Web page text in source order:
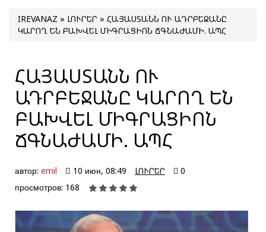
IREVANAZ » ԼՈՒՐԵՐ » ՀԱՅԱՍՏԱՆՆ ՈՒ ԱԴՐԲԵՋԱՆԸ
ԿԱՐՈՂ ԵՆ ԲԱԽՎԵԼ ՄԻԳՐԱՑԻՈՆ ՃԳՆԱԺԱՄԻ. ԱՊՀ
ՀԱՅԱՍՏԱՆՆ ՈՒ
ԱԴՐԲԵՋԱՆԸ ԿԱՐՈՂ ԵՆ
ԲԱԽՎԵԼ ՄԻԳՐԱՑԻՈՆ
ՃԳՆԱԺԱՄԻ. ԱՊՀ
автор: emil 10 июн, 08:49 ԼՈՒՐԵՐ
0
просмотров: 168